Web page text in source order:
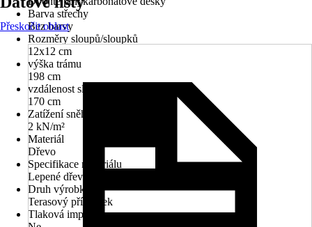
Barva střechy
Bez barvy
Rozměry sloupů/sloupků
12x12 cm
výška trámu
198 cm
vzdálenost sloupků
170 cm
Zatížení sněhem
2 kN/m²
Materiál
Dřevo
Specifikace materiálu
Lepené dřevo-smrk
Druh výrobku
Terasový přístřešek
Tlaková impregnace
Přeskočit oblast